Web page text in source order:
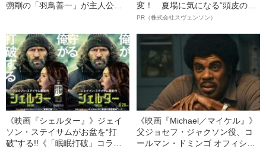
彅剛の「羽鳥善一」が主人公に
変！ 夏場に気になる“頭皮のニ
オイ”や“ベタつき”を解消す
ト”が生み出した徹底ケアとは
PR（株式会社スヴェンソン）
《映画『シェルター』》ジェイ
ソン・ステイサムがお盆を“打
破”する!!《「眠眠打破」コラ
《映画『Michael／マイケル』》
父ジョセフ・ジャクソン役、コ
ールマン・ドミンゴ オフィシャ